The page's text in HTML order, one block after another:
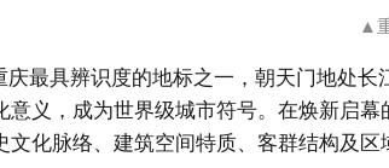
▲
庆最具辨识度的地标之一，朝天门地处
意义，成为世界级城市符号。在焕新启
文化脉络、建筑空间特质、客群结构及